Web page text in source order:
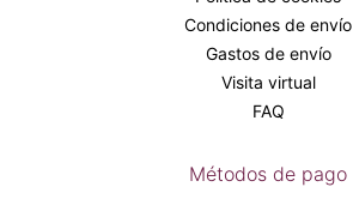
Condiciones de envío
Gastos de envío
Visita virtual
FAQ
Métodos de pago